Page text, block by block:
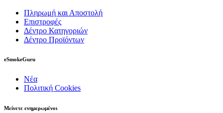
Πληρωμή και Αποστολή
Επιστροφές
Δέντρο Κατηγοριών
Δέντρο Προϊόντων
eSmokeGuru
Νέα
Πολιτική Cookies
Μείνετε ενημερωμένοι